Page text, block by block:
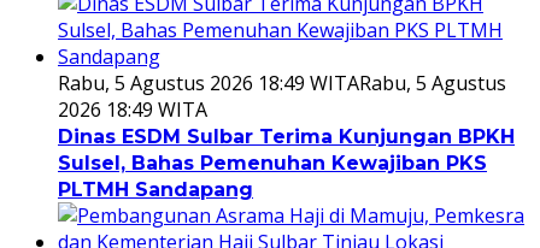
Rabu, 5 Agustus 2026 18:49 WITARabu, 5 Agustus
2026 18:49 WITA
Dinas ESDM Sulbar Terima Kunjungan BPKH
Sulsel, Bahas Pemenuhan Kewajiban PKS
PLTMH Sandapang